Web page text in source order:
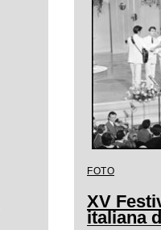
FOTO
XV
italiana